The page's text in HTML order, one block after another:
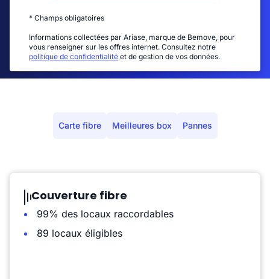
* Champs obligatoires
Informations collectées par Ariase, marque de Bemove, pour
vous renseigner sur les offres internet. Consultez notre
politique de confidentialité et de gestion de vos données.
Carte fibre Meilleures box Pannes
Couverture fibre
99% des locaux raccordables
89 locaux éligibles